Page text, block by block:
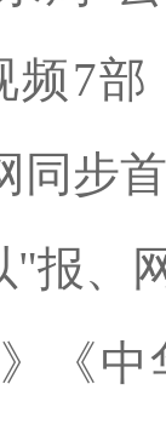
7
同步
"报、
《